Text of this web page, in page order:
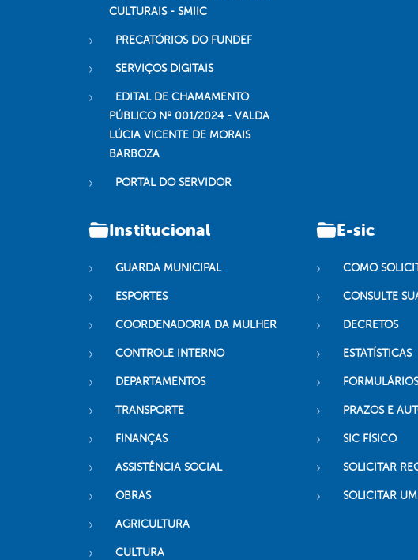
CULTURAIS - SMIIC
PRECATÓRIOS DO FUNDEF
SERVIÇOS DIGITAIS
EDITAL DE CHAMAMENTO
PÚBLICO Nº 001/2024 - VALDA
LÚCIA VICENTE DE MORAIS
BARBOZA
PORTAL DO SERVIDOR
Institucional
GUARDA MUNICIPAL
ESPORTES
COORDENADORIA DA MULHER
CONTROLE INTERNO
DEPARTAMENTOS
TRANSPORTE
FINANÇAS
ASSISTÊNCIA SOCIAL
OBRAS
AGRICULTURA
CULTURA
E-sic
COMO
CONSULTE
DECRETOS
ESTATÍSTICAS
FORMULÁRIOS
PRAZOS E
SIC FÍSICO
SOLICITAR
SOLICITAR